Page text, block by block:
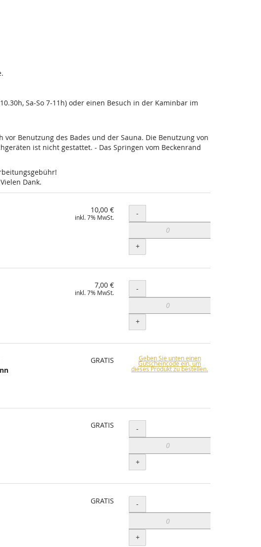
Sa-So 7-11h) oder einen Besuch in der Kaminbar im
Benutzung des Bades und der Sauna. Die Benutzung von
ist nicht gestattet. - Das Springen vom Beckenrand
Dank.
10,00 €
inkl. 7% MwSt. Menge
-
+
7,00 €
inkl. 7% MwSt. Menge
-
+
GRATIS Geben Sie unten einen
Gutscheincode ein, um
dieses Produkt zu bestellen.
GRATIS Menge
-
+
GRATIS Menge
-
+